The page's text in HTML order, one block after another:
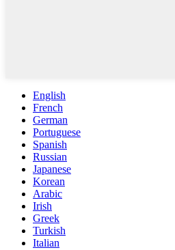
English
French
German
Portuguese
Spanish
Russian
Japanese
Korean
Arabic
Irish
Greek
Turkish
Italian